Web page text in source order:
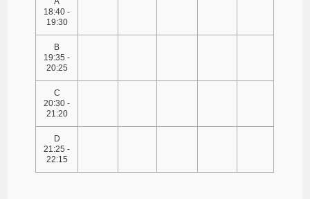
18:40 -
19:30
B
19:35 -
20:25
C
20:30 -
21:20
D
21:25 -
22:15